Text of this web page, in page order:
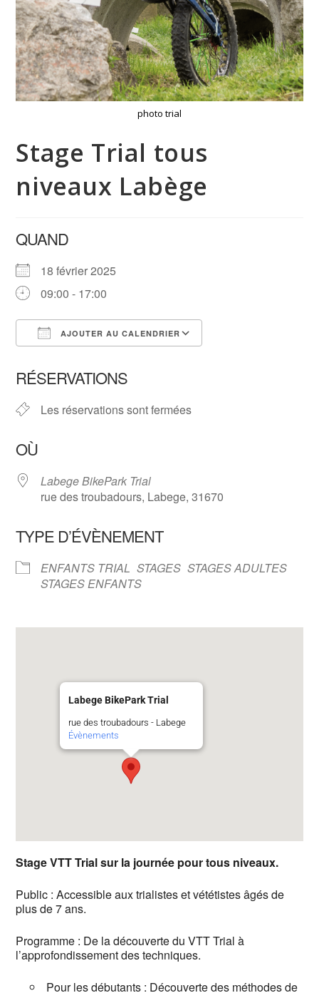
photo trial
Stage Trial tous
niveaux Labège
QUAND
18 février 2025
09:00 - 17:00
AJOUTER AU CALENDRIER
RÉSERVATIONS
Les réservations sont fermées
OÙ
Labege BikePark Trial
rue des troubadours, Labege, 31670
TYPE D’ÉVÈNEMENT
ENFANTS TRIAL STAGES STAGES ADULTES
STAGES ENFANTS
Labege BikePark Trial
rue des troubadours - Labege
Évènements
Stage VTT Trial sur la journée pour tous niveaux.
Public : Accessible aux trialistes et vététistes âgés de
plus de 7 ans.
Programme : De la découverte du VTT Trial à
l’approfondissement des techniques.
Pour les débutants : Découverte des méthodes de